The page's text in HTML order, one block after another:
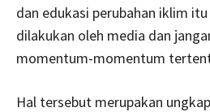
dan edukasi perubahan iklim
dilakukan oleh media dan
momentum-momentum
Hal tersebut merupakan